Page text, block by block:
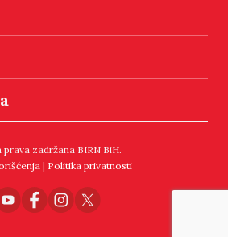
prava zadržana BIRN BiH.
| Politika privatnosti